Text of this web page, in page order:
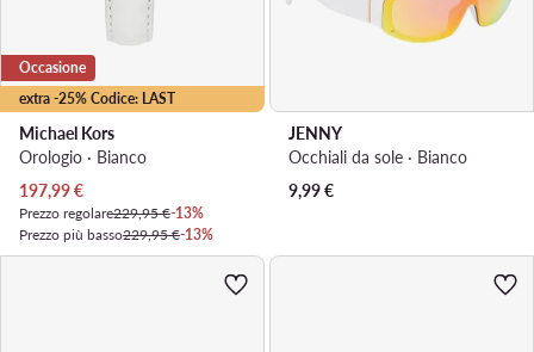
extra -25% Codice: LAST
Occasione
Michael Kors
Orologio · Bianco
Prezzo attuale
197,99€
Prezzo regolare229,95 €-13%
Prezzo più basso229,95 €-13%
JENNY
Occhiali da sole · Bianco
9,99€